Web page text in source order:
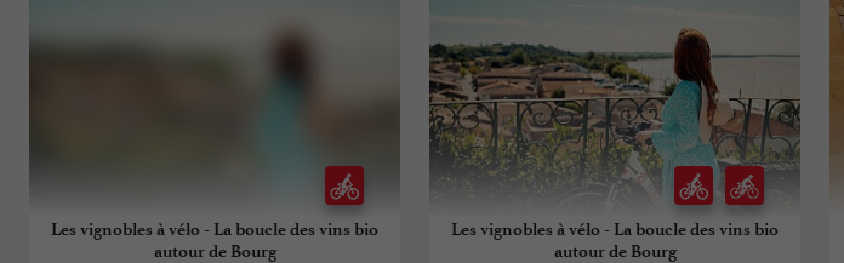
Les vignobles à vélo - La boucle des vins bio
autour de Bourg
Les vignobles à vélo - La boucle des vins bio
autour de Bourg